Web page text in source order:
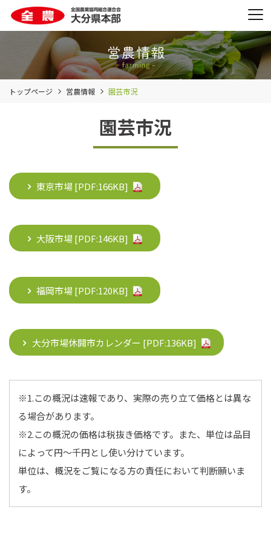
トップページ 営農情報 園芸市況
園芸市況
東京市場 [PDF:166KB]
大阪市場 [PDF:146KB]
福岡市場 [PDF:120KB]
大分市場休開市カレンダー [PDF:136KB]
※1.この概況は速報であり、実際の売り立て価格とは異な
る場合があります。
※2.この概況の価格は税抜き価格です。また、単位は品目
によって円～千円とし使い分けています。
単位は、概況をご覧になる方の責任において判断願いま
す。